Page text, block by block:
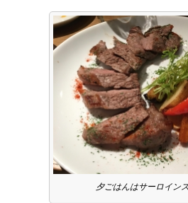
夕ごはんはサーロイン